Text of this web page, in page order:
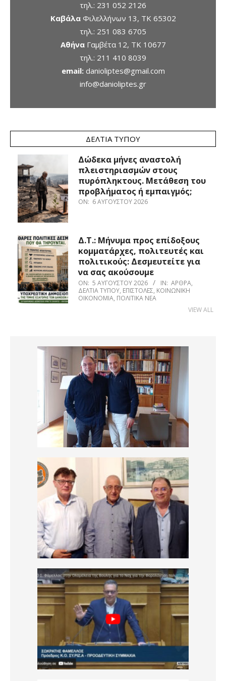
τηλ.: 231 052 2126
ΚαβάλαΦιλελλήνων 13, ΤΚ 65302
τηλ.: 251 083 6705
ΑθήναΓαμβέτα 12, ΤΚ 10677
τηλ.: 211 410 8039
email: danioliptes@gmail.com
info@danioliptes.gr
ΔΕΛΤΊΑ ΤΎΠΟΥ
Δώδεκα μήνες αναστολή
πλειστηριασμών στους
πυρόπληκτους. Μετάθεση του
προβλήματος ή εμπαιγμός;
ON: 6 ΑΥΓΟΎΣΤΟΥ 2026
Δ.Τ.: Μήνυμα προς επίδοξους
κομματάρχες, πολιτευτές και
πολιτικούς: Δεσμευτείτε για
να σας ακούσουμε
ON: 5 ΑΥΓΟΎΣΤΟΥ 2026 IN: ΆΡΘΡΑ,
ΔΕΛΤΊΑ ΤΎΠΟΥ, ΕΠΙΣΤΟΛΈΣ, ΚΟΙΝΩΝΙΚΉ
ΟΙΚΟΝΟΜΊΑ, ΠΟΛΙΤΙΚΆ ΝΈΑ
VIEW ALL